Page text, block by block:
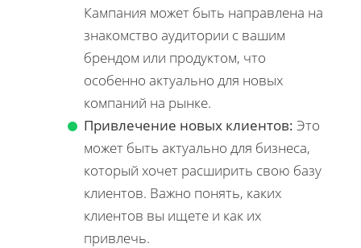
Кампания может быть направлена на
знакомство аудитории с вашим
брендом или продуктом, что
особенно актуально для новых
компаний на рынке.
Привлечение новых клиентов: Это
может быть актуально для бизнеса,
который хочет расширить свою базу
клиентов. Важно понять, каких
клиентов вы ищете и как их
привлечь.